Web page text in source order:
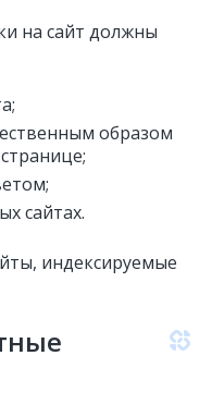
на сайт должны
образом
сайтах.
индексируемые